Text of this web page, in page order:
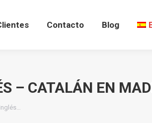
Contacto Blog
– CATALÁN EN